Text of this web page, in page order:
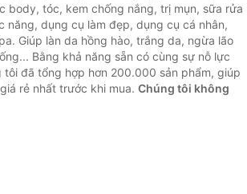
body, tóc, kem chống nắng, trị mụn, sữa rửa
năng, dụng cụ làm đẹp, dụng cụ cá nhân,
Giúp làn da hồng hào, trắng da, ngừa lão
Bằng khả năng sẵn có cùng sự nỗ lực
đã tổng hợp hơn 200.000 sản phẩm, giúp
rẻ nhất trước khi mua. Chúng tôi không